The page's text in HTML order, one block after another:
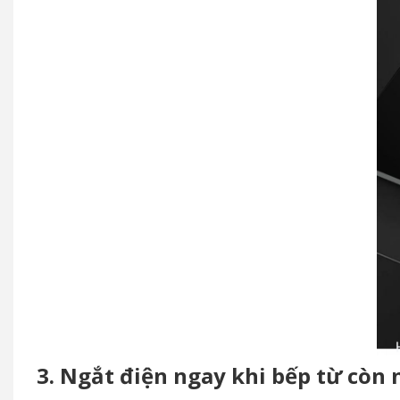
3. Ngắt điện ngay khi bếp từ còn